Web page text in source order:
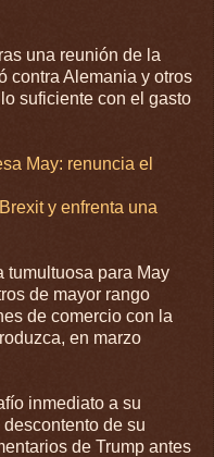
una reunión de la
contra Alemania y otros
suficiente con el gasto
May: renuncia el
y enfrenta una
tumultuosa para May
de mayor rango
de comercio con la
en marzo
inmediato a su
de su
de Trump antes